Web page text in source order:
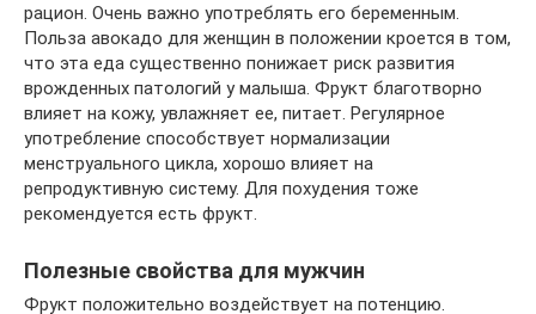
рацион. Очень важно употреблять его беременным.
Польза авокадо для женщин в положении кроется в том,
что эта еда существенно понижает риск развития
врожденных патологий у малыша. Фрукт благотворно
влияет на кожу, увлажняет ее, питает. Регулярное
употребление способствует нормализации
менструального цикла, хорошо влияет на
репродуктивную систему. Для похудения тоже
рекомендуется есть фрукт.
Полезные свойства­ для мужчин
Фрукт положительно воздействует на потенцию.